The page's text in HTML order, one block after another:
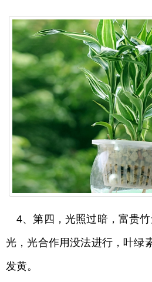
4、第四，光照过暗，富贵
光，光合作用没法进行，叶绿
发黄。